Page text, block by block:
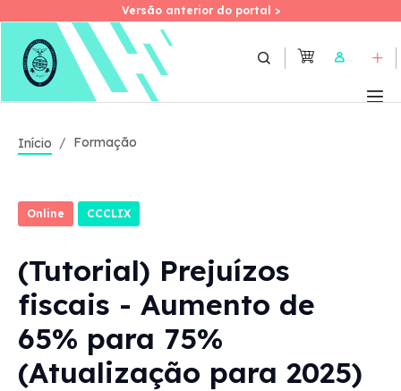
Skip
Versão anterior do portal >
Versão anterior do portal >
User
Início Formação
Online CCCLIX
(Tutorial) Prejuízos
fiscais - Aumento de
65% para 75%
(Atualização para 2025)